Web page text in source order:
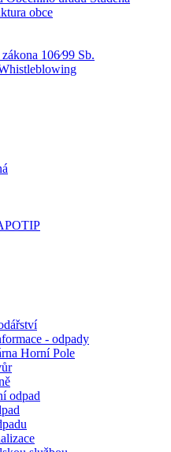
obce
106⁄99 Sb.
- odpady
Horní Pole
odpad